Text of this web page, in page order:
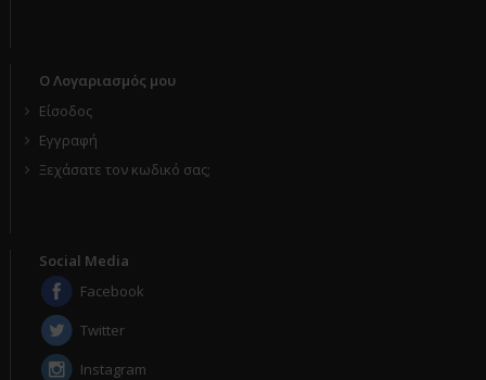
Ο Λογαριασμός μου
Είσοδος
Εγγραφή
Ξεχάσατε τον κωδικό σας;
Social Media
Facebook
Twitter
Instagram